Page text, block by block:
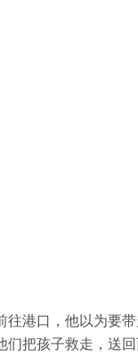
往港口，他以为要
们把孩子救走，送